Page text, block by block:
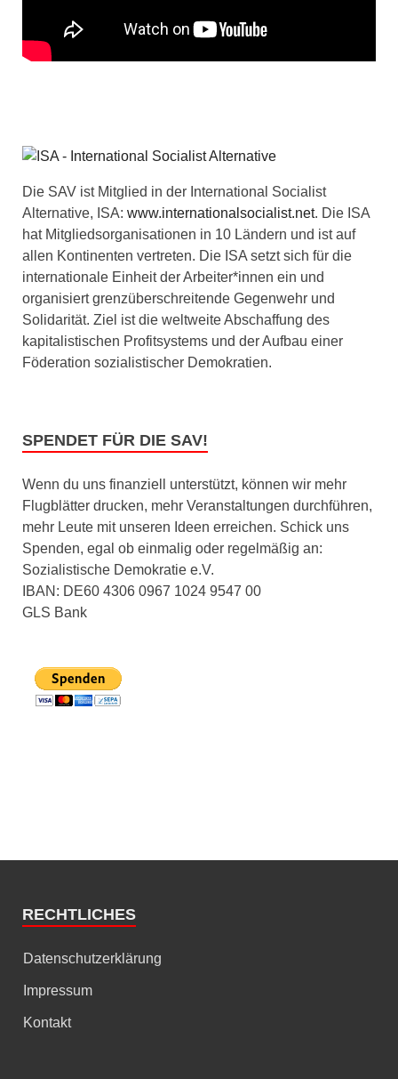
Die SAV ist Mitglied in der International Socialist
Alternative, ISA: www.internationalsocialist.net. Die ISA
hat Mitgliedsorganisationen in 10 Ländern und ist auf
allen Kontinenten vertreten. Die ISA setzt sich für die
internationale Einheit der Arbeiter*innen ein und
organisiert grenzüberschreitende Gegenwehr und
Solidarität. Ziel ist die weltweite Abschaffung des
kapitalistischen Profitsystems und der Aufbau einer
Föderation sozialistischer Demokratien.
SPENDET FÜR DIE SAV!
Wenn du uns finanziell unterstützt, können wir mehr
Flugblätter drucken, mehr Veranstaltungen durchführen,
mehr Leute mit unseren Ideen erreichen. Schick uns
Spenden, egal ob einmalig oder regelmäßig an:
Sozialistische Demokratie e.V.
IBAN: DE60 4306 0967 1024 9547 00
GLS Bank
RECHTLICHES
Datenschutzerklärung
Impressum
Kontakt